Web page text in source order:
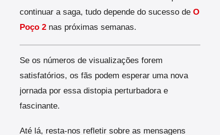
continuar a saga, tudo depende do sucesso de O
Poço 2 nas próximas semanas.
Se os números de visualizações forem
satisfatórios, os fãs podem esperar uma nova
jornada por essa distopia perturbadora e
fascinante.
Até lá, resta-nos refletir sobre as mensagens